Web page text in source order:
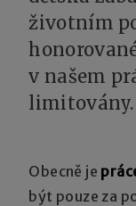
životním
v našem
limitovány.
Obecně je
být pouze za